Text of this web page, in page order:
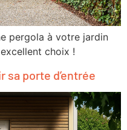
pergola à votre jardin
choix !
sa porte d’entrée